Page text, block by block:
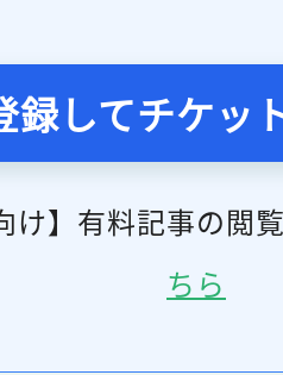
録してチケッ
け】有料記事の閲
ちら